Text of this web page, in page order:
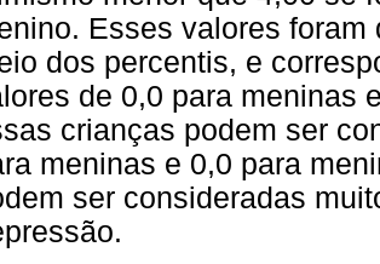
Esses valores
dos percentis, e
de 0,0 para meninas
crianças podem ser
meninas e 0,0 para
ser consideradas